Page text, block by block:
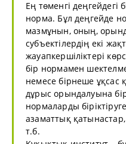
Ең төменгі деңгейдегі
норма. Бұл деңгейде
мазмұнын, оның,
субъектілердің екі
жауапкершіліктері
бір нормамен
немесе бірнеше ұқсас
дұрыс орындалуына
нормаларды
азаматтық
т.б.